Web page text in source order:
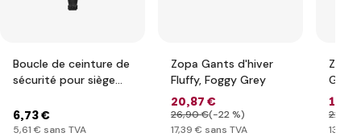
Boucle de ceinture de
sécurité pour siège
6,73 €
5,61 € sans TVA
Zopa Gants d'hiver
Fluffy, Foggy Grey
20,87 €
26,90 €(-22 %)
17,39 € sans TVA
Zopa
Grey
16
22
13